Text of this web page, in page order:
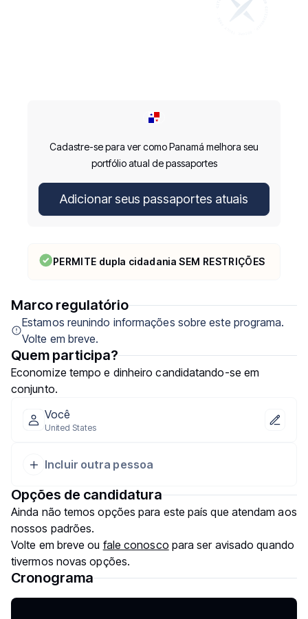
Cadastre-se para ver como Panamá melhora seu
portfólio atual de passaportes
Adicionar seus passaportes atuais
PERMITE dupla cidadania SEM RESTRIÇÕES
Marco regulatório
Estamos reunindo informações sobre este programa.
Volte em breve.
Quem participa?
Economize tempo e dinheiro candidatando-se em
conjunto.
Você
United States
Incluir outra pessoa
Opções de candidatura
Ainda não temos opções para este país que atendam aos
nossos padrões.
Volte em breve ou fale conosco para ser avisado quando
tivermos novas opções.
Cronograma